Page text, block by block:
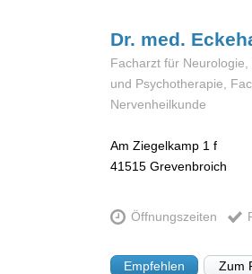
Dr. med.
Facharzt für
und Psychotherapie,
Nervenheilkunde
Am Ziegelkamp 1 f
41515 Grevenbroich
Öffnungszeiten
Empfehlen Zum